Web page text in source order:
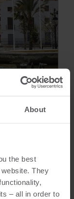
About
the best
They
– all in order to
to-End-
251 smarta
upptäcka